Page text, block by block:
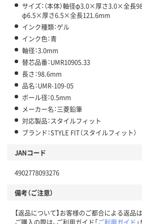
サイズ：（本体）軸径φ3.0×厚さ3.0×全長
φ6.5×厚さ6.5×全長121.6mm
インク種類：ゲル
インク色：青
軸径：3.0mm
替芯品番：UMR10905.33
長さ：98.6mm
品名：UMR-109-05
ボール径：0.5mm
メーカー名：三菱鉛筆
対応製品：スタイルフィット
ブランド：STYLE FIT（スタイルフィット）
JANコード
4902778093276
備考（ご注意）
【返品について】お客様のご都合による返品
ご購入の際は、ご利用ガイド「ご利用ガイド